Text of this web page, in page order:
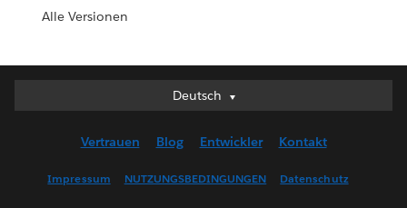
Alle Versionen
Deutsch
Deutsch
English (US)
Vertrauen Blog Entwickler Kontakt
Impressum NUTZUNGSBEDINGUNGEN Datenschutz